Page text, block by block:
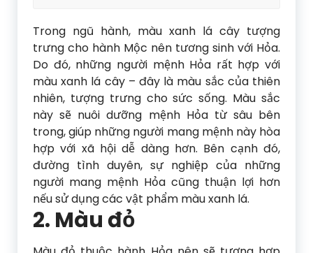
Trong ngũ hành, màu xanh lá cây tượng
trưng cho hành Mộc nên tương sinh với Hỏa.
Do đó, những người mệnh Hỏa rất hợp với
màu xanh lá cây – đây là màu sắc của thiên
nhiên, tượng trưng cho sức sống. Màu sắc
này sẽ nuôi dưỡng mệnh Hỏa từ sâu bên
trong, giúp những người mang mệnh này hòa
hợp với xã hội dễ dàng hơn. Bên cạnh đó,
đường tình duyên, sự nghiệp của những
người mang mệnh Hỏa cũng thuận lợi hơn
nếu sử dụng các vật phẩm màu xanh lá.
2. Màu đỏ